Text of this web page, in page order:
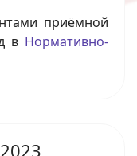
приёмной
в Нормативно-